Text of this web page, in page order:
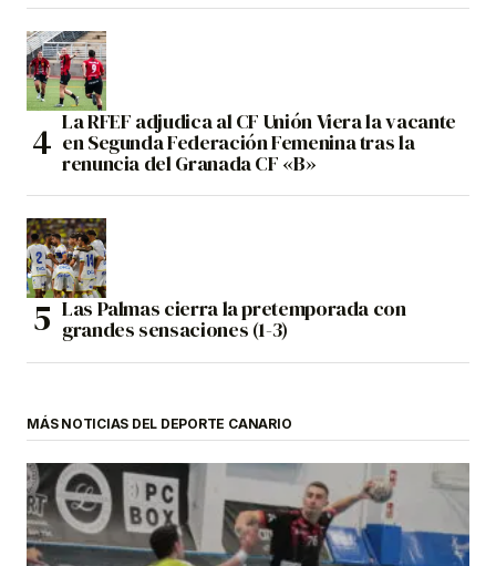
La RFEF adjudica al CF Unión Viera la vacante
en Segunda Federación Femenina tras la
renuncia del Granada CF «B»
Las Palmas cierra la pretemporada con
grandes sensaciones (1-3)
MÁS NOTICIAS DEL DEPORTE CANARIO